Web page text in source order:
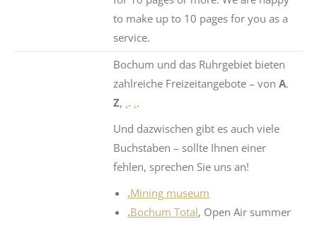
to make up to 10 pages for you as a
service.
Bochum und das Ruhrgebiet bieten
zahlreiche Freizeitangebote – von A.
Z, .. ..
Und dazwischen gibt es auch viele
Buchstaben – sollte Ihnen einer
fehlen, sprechen Sie uns an!
.Mining museum
.Bochum Total, Open Air summer